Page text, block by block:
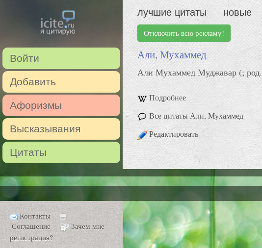
Войти
Добавить
Афоризмы
Высказывания
Цитаты
лучшие цитаты новые
Отключить всю рекламу!
Али, Мухаммед
Али Мухаммед Муджавар (; род.
Подробнее
Все цитаты Али, Мухаммед
Редактировать
Контакты
Соглашение
Зачем мне
регистрация?